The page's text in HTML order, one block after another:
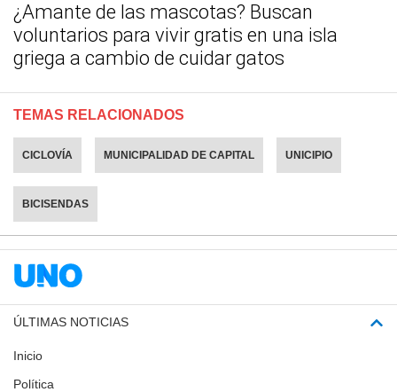
¿Amante de las mascotas? Buscan
voluntarios para vivir gratis en una isla
griega a cambio de cuidar gatos
TEMAS RELACIONADOS
CICLOVÍA MUNICIPALIDAD DE CAPITAL UNICIPIO
BICISENDAS
ÚLTIMAS NOTICIAS
Inicio
Política